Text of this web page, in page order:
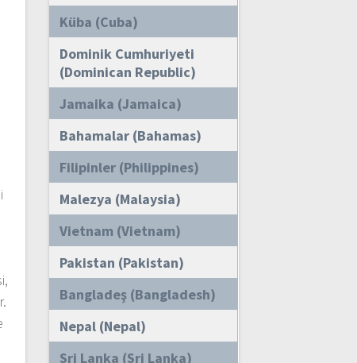
Küba (Cuba)
Dominik Cumhuriyeti
(Dominican Republic)
Jamaika (Jamaica)
Bahamalar (Bahamas)
Filipinler (Philippines)
Malezya (Malaysia)
Vietnam (Vietnam)
Pakistan (Pakistan)
Bangladeş (Bangladesh)
Nepal (Nepal)
Sri Lanka (Sri Lanka)